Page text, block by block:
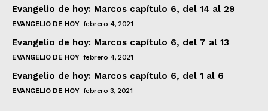
Evangelio de hoy: Marcos capítulo 6, del 14 al 29
EVANGELIO DE HOY febrero 4, 2021
Evangelio de hoy: Marcos capítulo 6, del 7 al 13
EVANGELIO DE HOY febrero 4, 2021
Evangelio de hoy: Marcos capítulo 6, del 1 al 6
EVANGELIO DE HOY febrero 3, 2021